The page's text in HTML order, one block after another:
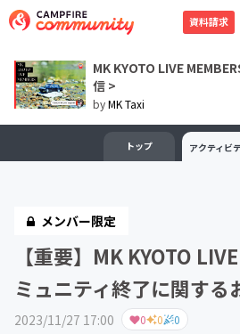
資料請求
MK KYOTO LIVE
信 >
byMK Taxi
トップ アクティビ
メンバー限定
【重要】MK KYOTO
ミュニティ終了に関する
2023/11/27 17:00 0 0 0